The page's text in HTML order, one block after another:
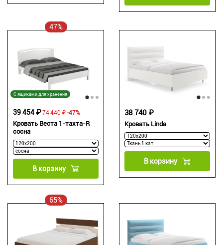
47%
С ящиками для хранения
Кровать Веста 1-тахта-R
сосна
74 440 ₽
39 454 ₽ -47%
В корзину
Кровать Linda
38 740 ₽
В корзину
65%